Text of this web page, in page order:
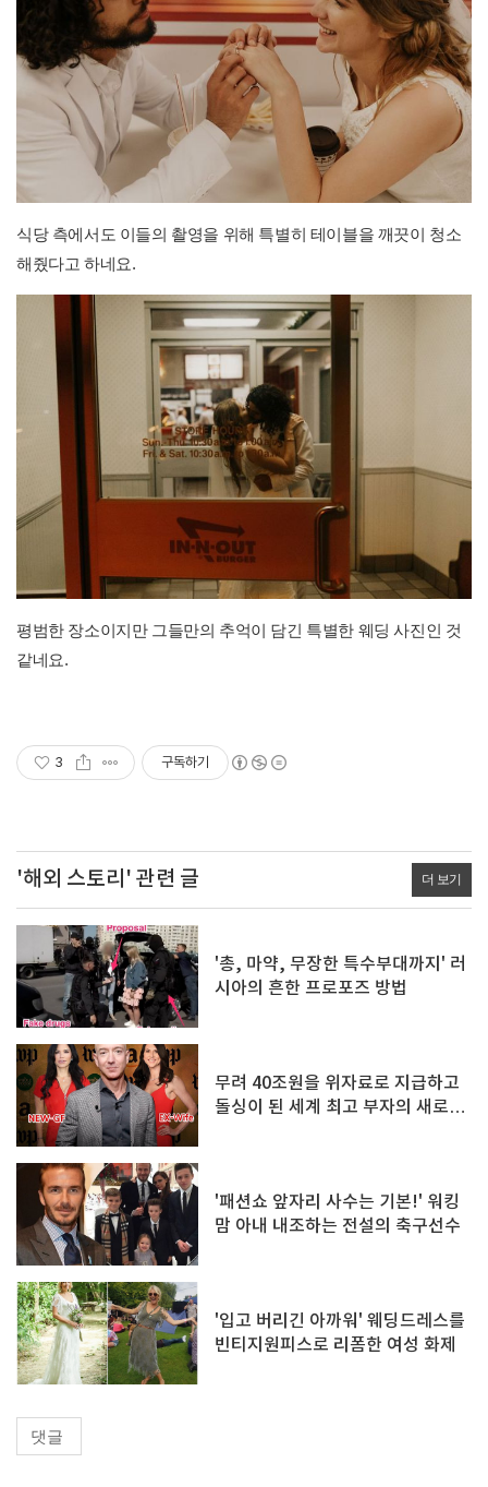
식당 측에서도 이들의 촬영을 위해 특별히 테이블을 깨끗이 청소
해줬다고 하네요.
평범한 장소이지만 그들만의 추억이 담긴 특별한 웨딩 사진인 것
같네요.
3 구독하기
'해외 스토리' 관련 글 더 보기
'총, 마약, 무장한 특수부대까지' 러
시아의 흔한 프로포즈 방법
무려 40조원을 위자료로 지급하고
돌싱이 된 세계 최고 부자의 새로운
'패션쇼 앞자리 사수는 기본!' 워킹
맘 아내 내조하는 전설의 축구선수
'입고 버리긴 아까워' 웨딩드레스를
빈티지원피스로 리폼한 여성 화제
댓글